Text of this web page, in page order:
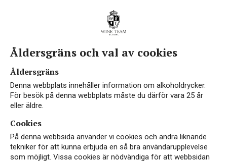
Åldersgräns och val av cookies
Åldersgräns
Denna webbplats innehåller information om alkoholdrycker.
För besök på denna webbplats måste du därför vara 25 år
eller äldre.
Cookies
På denna webbsida använder vi cookies och andra liknande
tekniker för att kunna erbjuda en så bra användarupplevelse
som möjligt. Vissa cookies är nödvändiga för att webbsidan